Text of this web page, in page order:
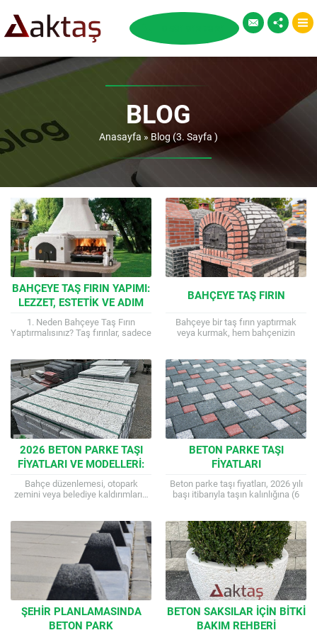
BLOG
Anasayfa »Blog(3. Sayfa )
BAHÇEYE TAŞ FIRIN YAPIMI:
LEZZET, ESTETIK VE ADIM
ADIM KURULUM REHBERI
(2026)
1. Neden Bahçeye Taş Fırın
Yaptırmalısınız? Taş fırınlar, sadece
ayıran temel fark,...
BAHÇEYE TAŞ FIRIN
Bahçeye bir taş fırın yaptırmak
veya kurmak, hem bahçenizin
pişen et yemeklerine...
2026 BETON PARKE TAŞI
FIYATLARI VE MODELLERI:
KAPSAMLI MALIYET
REHBERI
Bahçe düzenlemesi, otopark
zemini veya belediye kaldırımları…
hem bütçenizi hem de...
BETON PARKE TAŞI
FIYATLARI
Beton parke taşı fiyatları, 2026 yılı
başı itibarıyla taşın kalınlığına (6
ŞEHIR PLANLAMASINDA
BETON PARK
BETON SAKSILAR İÇIN BITKI
BAKIM REHBERI